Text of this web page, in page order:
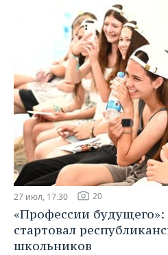
27 июл, 17:30 20
«Профессии будущего»:
стартовал
школьников